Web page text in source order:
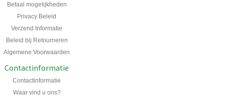
Betaal mogelijkheden
Privacy Beleid
Verzend Informatie
Beleid bij Retourneren
Algemene Voorwaarden
Contactinformatie
Contactinformatie
Waar vind u ons?